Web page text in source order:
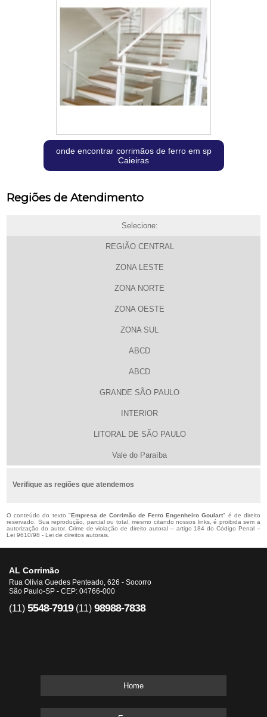
onde encontrar corrimãos de ferro em sp
Caieiras
Regiões de Atendimento
Selecione:
REGIÃO CENTRAL
ZONA LESTE
ZONA NORTE
ZONA OESTE
ZONA SUL
ABCD
ABCD
GRANDE SÃO PAULO
INTERIOR
LITORAL DE SÃO PAULO
Vale do Paraíba
Verifique as regiões que atendemos
O conteúdo do texto "Empresa de Corrimão de Ferro Engenheiro Goulart" é de direito
reservado. Sua reprodução, parcial ou total, mesmo citando nossos links, é proibida sem a
autorização do autor. Crime de violação de direito autoral – artigo 184 do Código Penal –
Lei 9610/98 - Lei de direitos autorais
AL Corrimão
Rua Olívia Guedes Penteado, 626 - Socorro
São Paulo-SP - CEP: 04766-000
(11) 5548-7919 (11) 98988-7838
Home